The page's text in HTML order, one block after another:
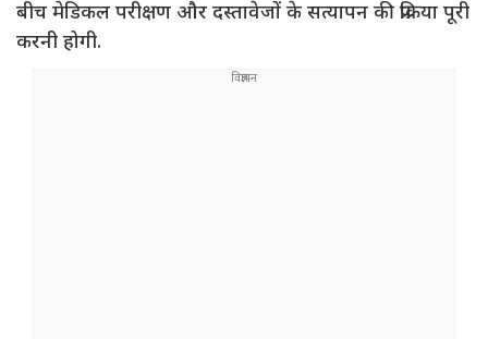
बीच मेडिकल परीक्षण और दस्तावेजों के सत्यापन की प्रक्रिया पूरी
करनी होगी.